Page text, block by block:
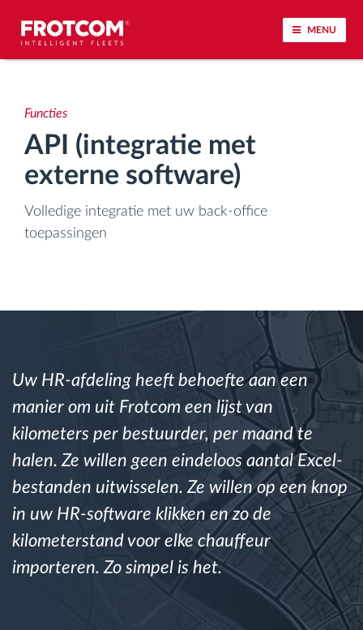
MENU
Rijgedrag analyse
Controle van rijtijden
Personeelsbeheer
Routeplanning en -monitoring
Automatische bestuurdersidentificatie
Ontdek alle functies
Hoe we de noden van elke vlootactiviteit
Functies
API (integratie met
externe software)
Volledige integratie met uw back-office
toepassingen
Uw HR-afdeling heeft behoefte aan een
manier om uit Frotcom een lijst van
kilometers per bestuurder, per maand te
halen. Ze willen geen eindeloos aantal Excel-
bestanden uitwisselen. Ze willen op een knop
in uw HR-software klikken en zo de
kilometerstand voor elke chauffeur
importeren. Zo simpel is het.